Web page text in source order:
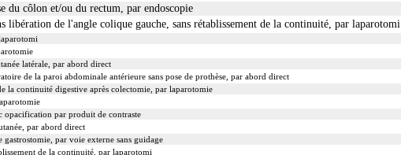
du côlon et/ou du rectum, par endoscopie
libération de l'angle colique gauche, sans rétablissement de la continuité, par laparotomi
latérale, par abord direct
de la paroi abdominale antérieure sans pose de prothèse, par abord direct
la continuité digestive après colectomie, par laparotomie
opacification par produit de contraste
par abord direct
gastrostomie, par voie externe sans guidage
de la continuité, par laparotomi